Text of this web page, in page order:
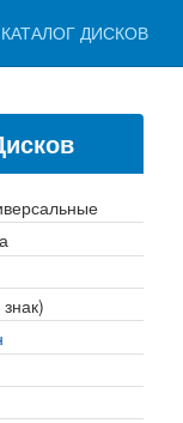
КАТАЛОГ ДИСКОВ